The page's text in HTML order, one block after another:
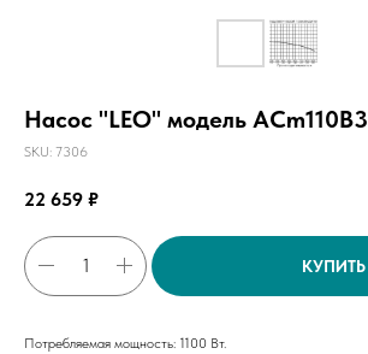
Насос "LEO" модель ACm110B3
SKU: 7306
22 659 ₽
КУПИТЬ
Потребляемая мощность: 1100 Вт.